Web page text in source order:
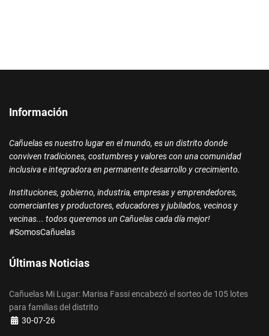
Información
Cañuelas es nuestro lugar en el mundo, es un distrito donde
conviven tradiciones, costumbres y valores con una comunidad
inclusiva e integradora en permanente desarrollo y crecimiento.
Instituciones, gobierno, industria, empresas y emprendedores,
comerciantes y productores, educadores y jubilados, vecinos y
vecinas... todos queremos un Cañuelas cada día mejor!
#SomosCañuelas
Últimas Noticias
Cañuelas Mi Lugar: Marisa Fassi encabezó el sorteo de 105 lotes
para familias del distrito
Detalles
30-07-26